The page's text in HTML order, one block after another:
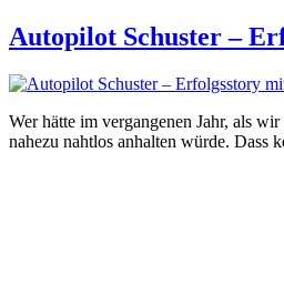
Autopilot Schuster –
Wer hätte im vergangenen Jahr, als
nahezu nahtlos anhalten würde. Dass